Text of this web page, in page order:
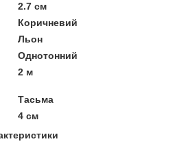
2.7 см
Коричневий
Льон
Однотонний
2 м
Тасьма
4 см